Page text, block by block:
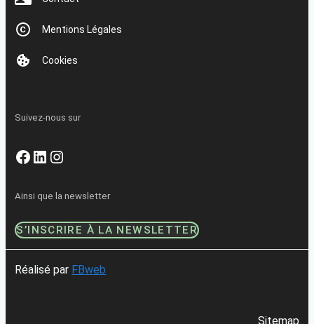
Mentions Légales
Cookies
Suivez-nous sur
Facebook
LinkedIn
Instagram
Ainsi que la newsletter
S’INSCRIRE À LA NEWSLETTER
Réalisé par FBweb
Sitemap